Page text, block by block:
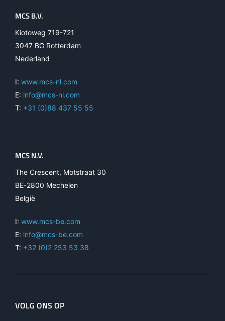
MCS B.V.
Kiotoweg 719-721
3047 BG Rotterdam
Nederland
I: www.mcs-nl.com
E: info@mcs-nl.com
T: +31 (0)88 437 55 55
MCS N.V.
The Crescent, Motstraat 30
BE-2800 Mechelen
België
I: www.mcs-be.com
E: info@mcs-be.com
T: +32 (0)2 253 53 38
VOLG ONS OP